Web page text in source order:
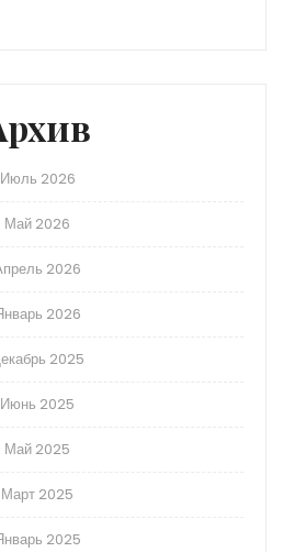
Июль 2026
Май 2026
2026
2026
2025
Июнь 2025
Май 2025
Март 2025
2025